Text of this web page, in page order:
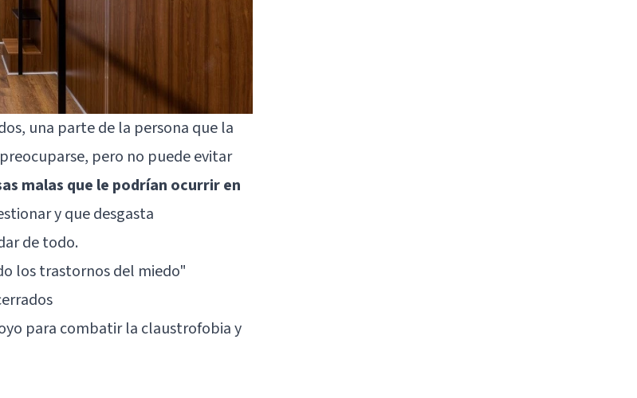
una parte de la persona que la
pero no puede evitar
malas que le podrían ocurrir en
y que desgasta
de todo.
los trastornos del miedo"
para combatir la claustrofobia y